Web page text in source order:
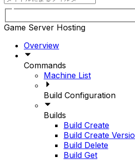
Game Server Hosting
Overview
Commands
Machine List
Build Configuration
Builds
Build Create
Build Create
Build Delete
Build Get